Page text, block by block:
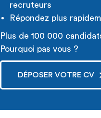
recruteurs
Répondez plus
Plus de 100 000
Pourquoi pas vous ?
DÉPOSER VOTRE CV